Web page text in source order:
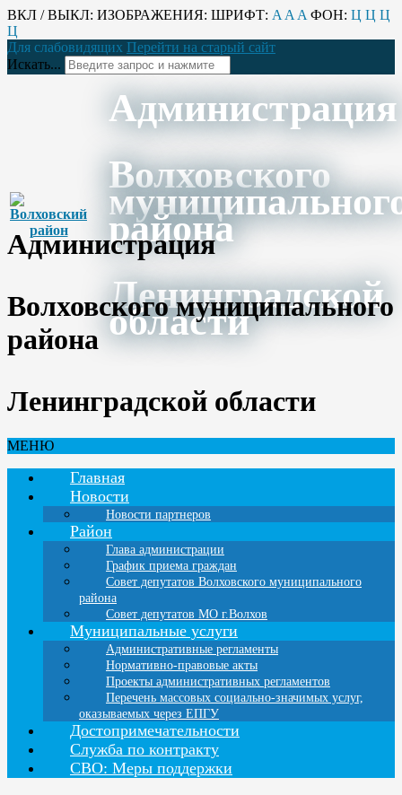
ВКЛ / ВЫКЛ: ИЗОБРАЖЕНИЯ: ШРИФТ: A A A ФОН: Ц Ц Ц
Ц
Для слабовидящих Перейти на старый сайт
Искать...
Администрация
Волховского
района
Ленинградской
области
Администрация
Волховского муниципального
района
Ленинградской области
МЕНЮ
Главная
Новости
Новости партнеров
Район
Глава администрации
График приема граждан
Совет депутатов Волховского муниципального
района
Совет депутатов МО г.Волхов
Муниципальные услуги
Административные регламенты
Нормативно-правовые акты
Проекты административных регламентов
Перечень массовых социально-значимых услуг,
оказываемых через ЕПГУ
Достопримечательности
Служба по контракту
СВО: Меры поддержки